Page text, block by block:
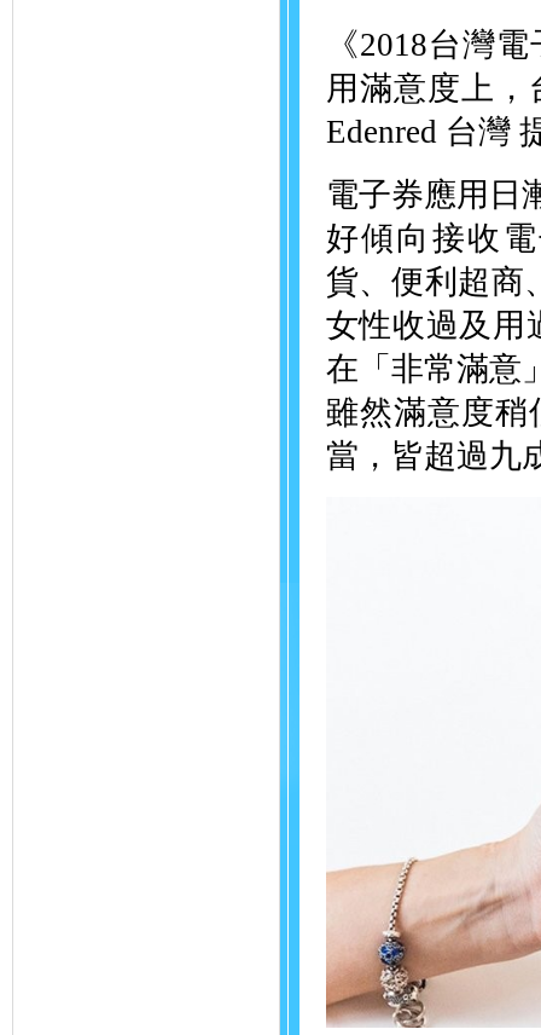
《2018台灣
用滿意度上，
Edenred 台灣
電子券應用日
好傾向接收
貨、便利超商
女性收過及用
在「非常滿意
雖然滿意度
當，皆超過九